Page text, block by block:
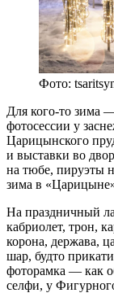
Фото:
Для кого-то зима
фотосессии у
Царицынского
и выставки во
на тюбе, пируэты
зима в
На праздничный
кабриолет, трон,
корона, держава,
шар, будто
фоторамка — как
селфи, у